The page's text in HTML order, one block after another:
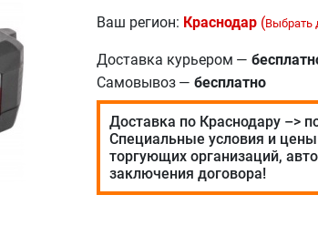
Ваш регион: Краснодар (Выбрать
Доставка курьером —
Самовывоз —бесплатно
Доставка по Краснодару –>
Специальные условия и
торгующих организаций,
заключения договора!